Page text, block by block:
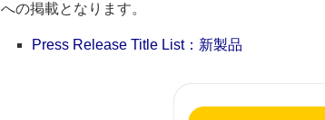
への掲載となります。
Press Release Title List：新製品